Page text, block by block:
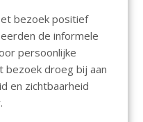
bezoek positief
de informele
persoonlijke
bezoek droeg bij aan
en zichtbaarheid